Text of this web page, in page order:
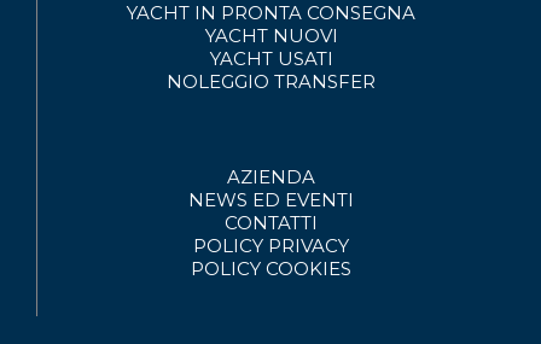
YACHT IN PRONTA CONSEGNA
YACHT NUOVI
YACHT USATI
NOLEGGIO TRANSFER
AZIENDA
NEWS ED EVENTI
CONTATTI
POLICY PRIVACY
POLICY COOKIES